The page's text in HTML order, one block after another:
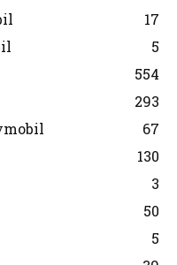
17
5
554
293
67
130
3
50
5